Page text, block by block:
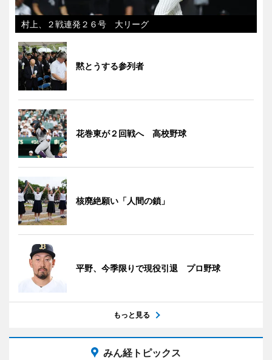
村上、２戦連発２６号 大リーグ
黙とうする参列者
花巻東が２回戦へ 高校野球
核廃絶願い「人間の鎖」
平野、今季限りで現役引退 プロ野球
もっと見る
みん経トピックス